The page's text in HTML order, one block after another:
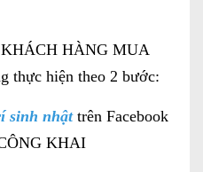
HÀNG MUA
thực hiện theo 2 bước:
sinh nhậttrên Facebook
KHAI